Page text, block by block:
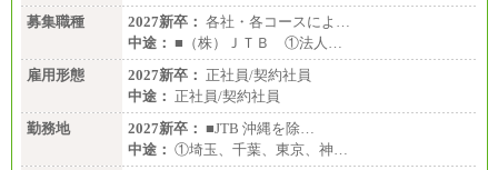
募集職種
2027新卒： 各社・各コースによ…
中途： ■（株）ＪＴＢ ①法人…
雇用形態
2027新卒： 正社員/契約社員
中途： 正社員/契約社員
勤務地
2027新卒： ■JTB 沖縄を除…
中途： ①埼玉、千葉、東京、神…